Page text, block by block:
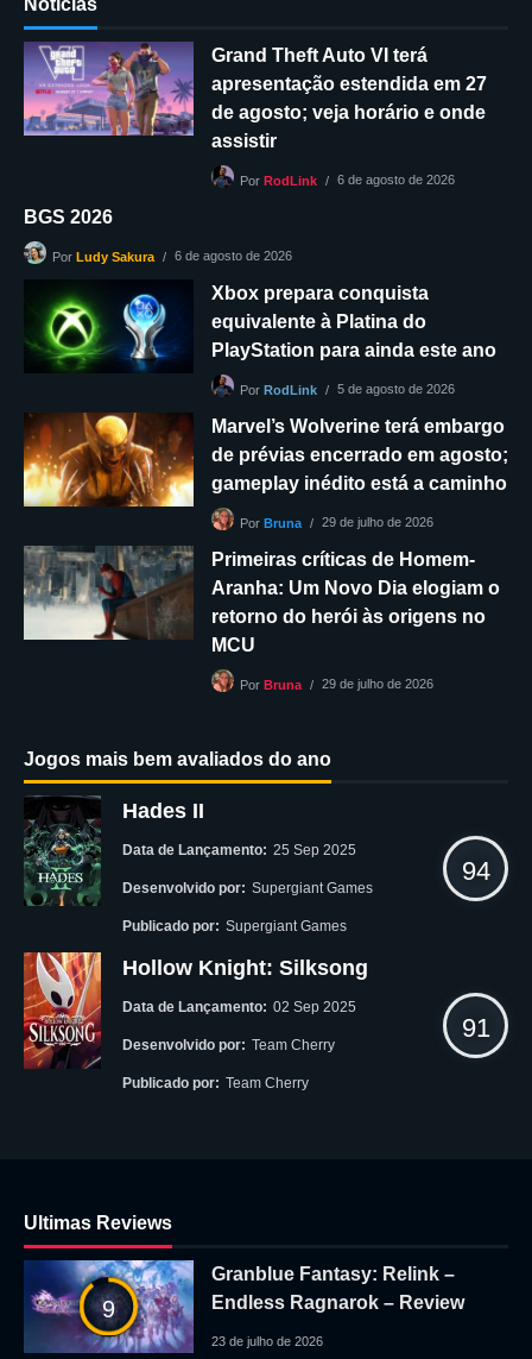
Notícias
Grand Theft Auto VI terá
apresentação estendida em 27
de agosto; veja horário e onde
assistir
Por RodLink 6 de agosto de 2026
BGS 2026
Por Ludy Sakura 6 de agosto de 2026
Xbox prepara conquista
equivalente à Platina do
PlayStation para ainda este ano
Por RodLink 5 de agosto de 2026
Marvel’s Wolverine terá embargo
de prévias encerrado em agosto;
gameplay inédito está a caminho
Por Bruna 29 de julho de 2026
Primeiras críticas de Homem-
Aranha: Um Novo Dia elogiam o
retorno do herói às origens no
MCU
Por Bruna 29 de julho de 2026
Jogos mais bem avaliados do ano
Hades II
Data de Lançamento: 25 Sep 2025
Desenvolvido por: Supergiant Games
Publicado por: Supergiant Games
94
Hollow Knight: Silksong
Data de Lançamento: 02 Sep 2025
Desenvolvido por: Team Cherry
Publicado por: Team Cherry
91
Ultimas Reviews
9
Granblue Fantasy: Relink –
Endless Ragnarok – Review
23 de julho de 2026